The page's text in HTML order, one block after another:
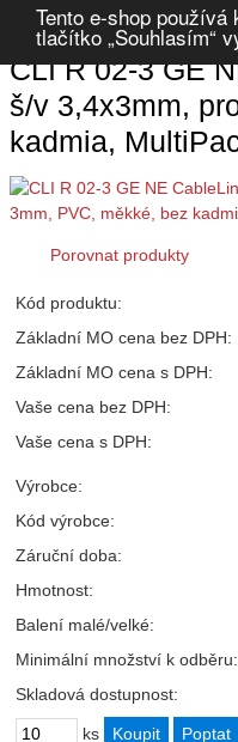
Tento e-shop
tlačítko „Souhlasím“
Porovnat produkty 0
Úvod Kabely a vodiče,
CLI R 02-3 GE
š/v 3,4x3mm,
kadmia,
Porovnat produkty
Kód produktu:
Základní MO cena bez DPH:
Základní MO cena s DPH:
Vaše cena bez DPH:
Vaše cena s DPH:
Výrobce:
Kód výrobce:
Záruční doba:
Hmotnost:
Balení malé/velké:
Minimální množství k odběru:
Skladová dostupnost:
ks